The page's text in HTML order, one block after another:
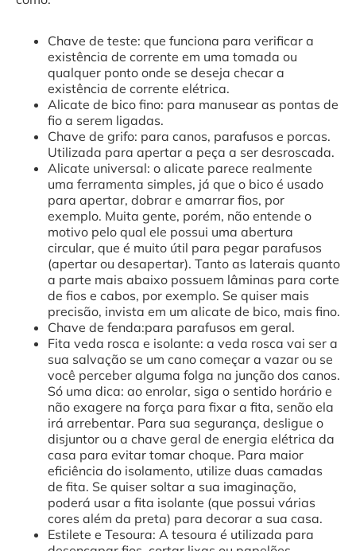
Chave de teste: que funciona para verificar a
existência de corrente em uma tomada ou
qualquer ponto onde se deseja checar a
existência de corrente elétrica.
Alicate de bico fino: para manusear as pontas de
fio a serem ligadas.
Chave de grifo: para canos, parafusos e porcas.
Utilizada para apertar a peça a ser desroscada.
Alicate universal: o alicate parece realmente
uma ferramenta simples, já que o bico é usado
para apertar, dobrar e amarrar fios, por
exemplo. Muita gente, porém, não entende o
motivo pelo qual ele possui uma abertura
circular, que é muito útil para pegar parafusos
(apertar ou desapertar). Tanto as laterais quanto
a parte mais abaixo possuem lâminas para corte
de fios e cabos, por exemplo. Se quiser mais
precisão, invista em um alicate de bico, mais fino.
Chave de fenda:para parafusos em geral.
Fita veda rosca e isolante: a veda rosca vai ser a
sua salvação se um cano começar a vazar ou se
você perceber alguma folga na junção dos canos.
Só uma dica: ao enrolar, siga o sentido horário e
não exagere na força para fixar a fita, senão ela
irá arrebentar. Para sua segurança, desligue o
disjuntor ou a chave geral de energia elétrica da
casa para evitar tomar choque. Para maior
eficiência do isolamento, utilize duas camadas
de fita. Se quiser soltar a sua imaginação,
poderá usar a fita isolante (que possui várias
cores além da preta) para decorar a sua casa.
Estilete e Tesoura: A tesoura é utilizada para